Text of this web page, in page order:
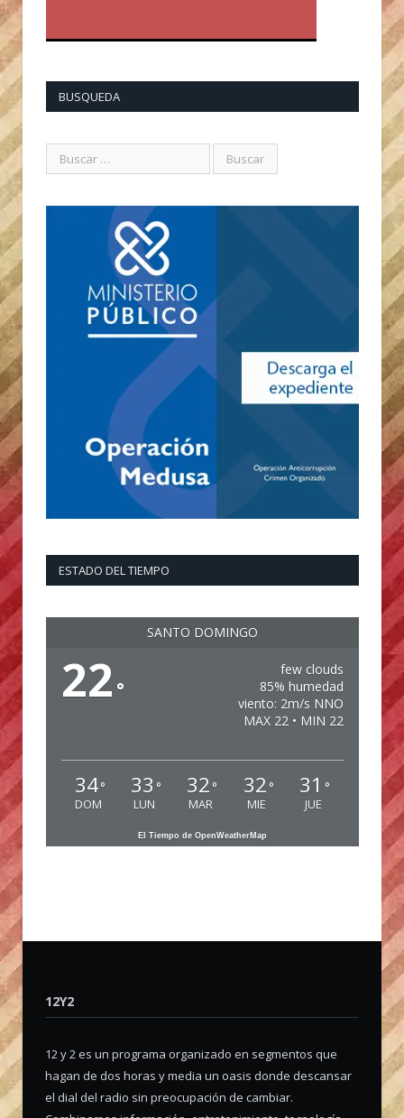
BUSQUEDA
ESTADO DEL TIEMPO
SANTO DOMINGO
22 °
few clouds
85% humedad
viento: 2m/s NNO
MAX 22 • MIN 22
34°
DOM
33 °
LUN
32 °
MAR
32 °
MIE
31 °
JUE
El Tiempo de OpenWeatherMap
12Y2
12 y 2 es un programa organizado en segmentos que
hagan de dos horas y media un oasis donde descansar
el dial del radio sin preocupación de cambiar.